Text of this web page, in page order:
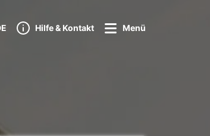
Hilfe & Kontakt Menü